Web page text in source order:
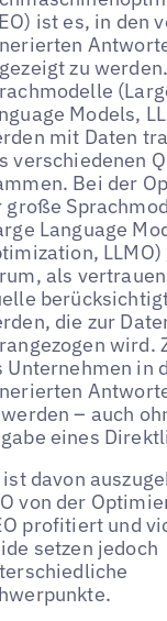
ist es, in den
zu
Models,
mit Daten
verschiedenen
Bei der
große
Language
LLMO)
als
die zur
wird.
Unternehmen in
– auch
eines
ist davon
von der
profitiert und
setzen jedoch